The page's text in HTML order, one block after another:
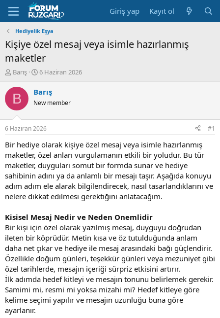
Giriş yap Kayıt ol
Hediyelik Eşya
Kişiye özel mesaj veya isimle hazırlanmış
maketler
K
n
u
u
B
a
ş
a
t
a
n
Barış
B
ş
a
g
ı
ç
t
a
r
i
h
i
6 Haziran 2026
B Barış
New member
6 Haziran 2026 #1
Bir hediye olarak kişiye özel mesaj veya isimle hazırlanmış
maketler, özel anları vurgulamanın etkili bir yoludur. Bu tür
maketler, duyguları somut bir formda sunar ve hediye
sahibinin adını ya da anlamlı bir mesajı taşır. Aşağıda konuyu
adım adım ele alarak bilgilendirecek, nasıl tasarlandıklarını ve
nelere dikkat edilmesi gerektiğini anlatacağım.
Kisisel Mesaj Nedir ve Neden Onemlidir
Bir kişi için özel olarak yazılmış mesaj, duyguyu doğrudan
ileten bir köprüdür. Metin kısa ve öz tutulduğunda anlam
daha net çıkar ve hediye ile mesaj arasındaki bağı güçlendirir.
Özellikle doğum günleri, teşekkür günleri veya mezuniyet gibi
özel tarihlerde, mesajın içeriği sürpriz etkisini artırır.
İlk adımda hedef kitleyi ve mesajın tonunu belirlemek gerekir.
Samimi mi, resmi mi yoksa mizahi mi? Hedef kitleye göre
kelime seçimi yapılır ve mesajın uzunluğu buna göre
ayarlanır.